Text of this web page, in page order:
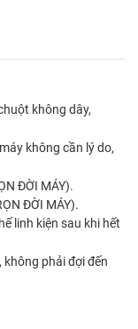
không dây,
không cần lý do,
ĐỜI MÁY).
ĐỜI MÁY).
linh kiện sau khi hết
phải đợi đến